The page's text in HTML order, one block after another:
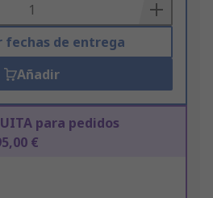
fechas de entrega
Añadir
para pedidos
€